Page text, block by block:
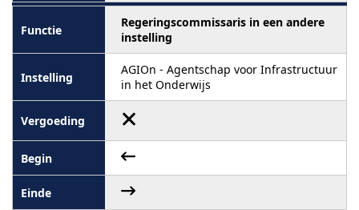
Regeringscommissaris in een andere
instelling
AGIOn - Agentschap voor Infrastructuur
in het Onderwijs